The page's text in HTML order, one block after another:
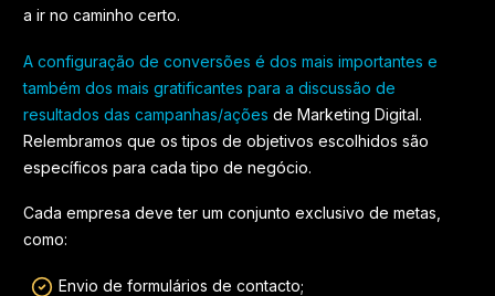
a ir no caminho certo.
A configuração de conversões é dos mais importantes e
também dos mais gratificantes para a discussão de
resultados das campanhas/ações de Marketing Digital.
Relembramos que os tipos de objetivos escolhidos são
específicos para cada tipo de negócio.
Cada empresa deve ter um conjunto exclusivo de metas,
como:
Envio de formulários de contacto;